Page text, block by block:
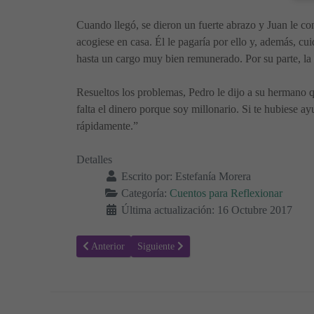
Cuando llegó, se dieron un fuerte abrazo y Juan le
acogiese en casa. Él le pagaría por ello y, además,
hasta un cargo muy bien remunerado. Por su parte,
Resueltos los problemas, Pedro le dijo a su hermano
falta el dinero porque soy millonario. Si te hubiese
rápidamente.”
Detalles
Escrito por: Estefanía Morera
Categoría: Cuentos para Reflexionar
Última actualización: 16 Octubre 2017
Artículo anterior: La parábola del Amor - Historias para
Anterior Artículo siguiente: La Ceguera del Triunfo -
Siguiente